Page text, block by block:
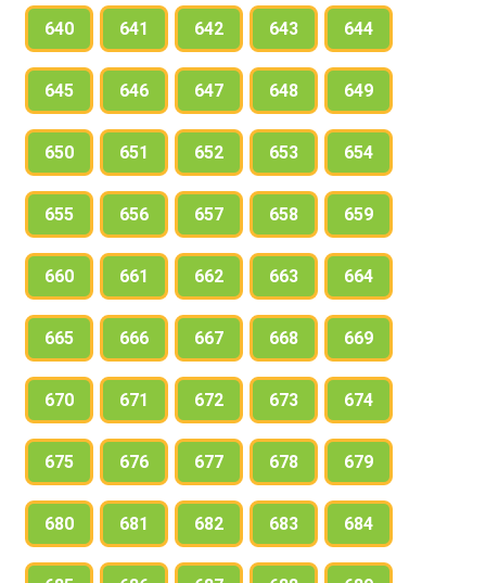
640 641 642 643 644
645 646 647 648 649
650 651 652 653 654
655 656 657 658 659
660 661 662 663 664
665 666 667 668 669
670 671 672 673 674
675 676 677 678 679
680 681 682 683 684